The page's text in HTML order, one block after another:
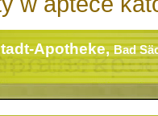
Apotheke,Bad